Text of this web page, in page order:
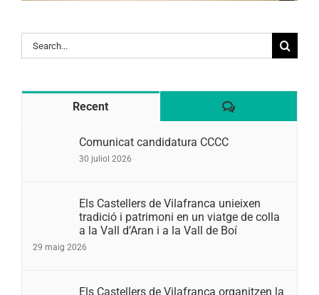
Search
for:
Recent Comentaris
Comunicat candidatura CCCC
30 juliol 2026
Els Castellers de Vilafranca unieixen
tradició i patrimoni en un viatge de colla
a la Vall d’Aran i a la Vall de Boí
29 maig 2026
Els Castellers de Vilafranca organitzen la